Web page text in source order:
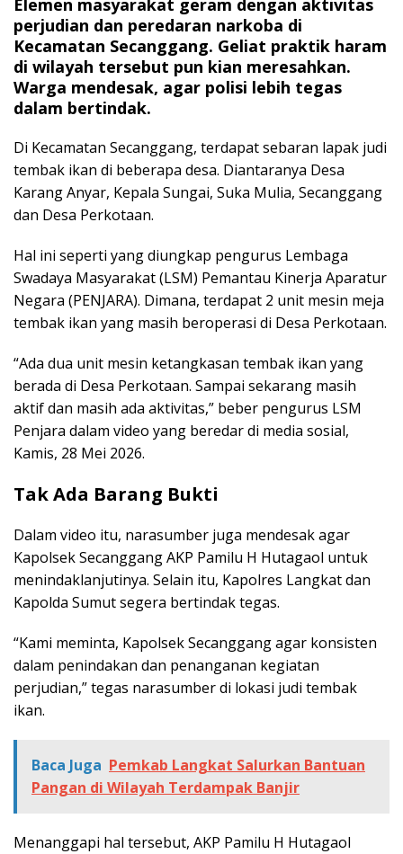
Elemen masyarakat geram dengan aktivitas
perjudian dan peredaran narkoba di
Kecamatan Secanggang. Geliat praktik haram
di wilayah tersebut pun kian meresahkan.
Warga mendesak, agar polisi lebih tegas
dalam bertindak.
Di Kecamatan Secanggang, terdapat sebaran lapak judi
tembak ikan di beberapa desa. Diantaranya Desa
Karang Anyar, Kepala Sungai, Suka Mulia, Secanggang
dan Desa Perkotaan.
Hal ini seperti yang diungkap pengurus Lembaga
Swadaya Masyarakat (LSM) Pemantau Kinerja Aparatur
Negara (PENJARA). Dimana, terdapat 2 unit mesin meja
tembak ikan yang masih beroperasi di Desa Perkotaan.
“Ada dua unit mesin ketangkasan tembak ikan yang
berada di Desa Perkotaan. Sampai sekarang masih
aktif dan masih ada aktivitas,” beber pengurus LSM
Penjara dalam video yang beredar di media sosial,
Kamis, 28 Mei 2026.
Tak Ada Barang Bukti
Dalam video itu, narasumber juga mendesak agar
Kapolsek Secanggang AKP Pamilu H Hutagaol untuk
menindaklanjutinya. Selain itu, Kapolres Langkat dan
Kapolda Sumut segera bertindak tegas.
“Kami meminta, Kapolsek Secanggang agar konsisten
dalam penindakan dan penanganan kegiatan
perjudian,” tegas narasumber di lokasi judi tembak
ikan.
Baca Juga Pemkab Langkat Salurkan Bantuan
Pangan di Wilayah Terdampak Banjir
Menanggapi hal tersebut, AKP Pamilu H Hutagaol